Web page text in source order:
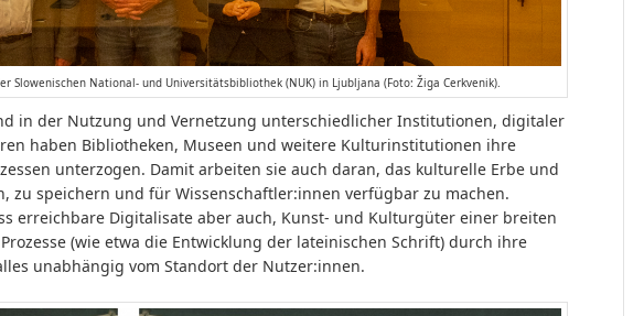
Slowenischen National- und Universitätsbibliothek (NUK) in Ljubljana (Foto: Žiga Cerkvenik).
in der Nutzung und Vernetzung unterschiedlicher Institutionen, digitaler
haben Bibliotheken, Museen und weitere Kulturinstitutionen ihre
unterzogen. Damit arbeiten sie auch daran, das kulturelle Erbe und
zu speichern und für Wissenschaftler:innen verfügbar zu machen.
erreichbare Digitalisate aber auch, Kunst- und Kulturgüter einer breiten
(wie etwa die Entwicklung der lateinischen Schrift) durch ihre
unabhängig vom Standort der Nutzer:innen.